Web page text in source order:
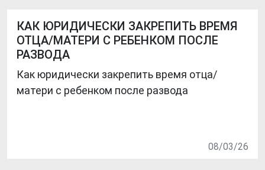
КАК ЮРИДИЧЕСКИ ЗАКРЕПИТЬ ВРЕМЯ
ОТЦА/МАТЕРИ С РЕБЕНКОМ ПОСЛЕ
РАЗВОДА
Как юридически закрепить время отца/
матери с ребенком после развода
08/03/26